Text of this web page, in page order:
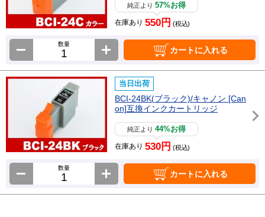
純正より57%お得
在庫あり 550円 (税込)
数量
カートに入れる
当日出荷
BCI-24BK(ブラック)/キャノン [Can
on]互換インクカートリッジ
純正より44%お得
在庫あり 530円 (税込)
数量
カートに入れる